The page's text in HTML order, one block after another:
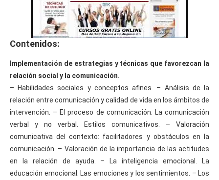
Contenidos:
Implementación de estrategias y técnicas que favorezcan la
relación social y la comunicación.
– Habilidades sociales y conceptos afines. – Análisis de la
relación entre comunicación y calidad de vida en los ámbitos de
intervención. – El proceso de comunicación. La comunicación
verbal y no verbal. Estilos comunicativos. – Valoración
comunicativa del contexto: facilitadores y obstáculos en la
comunicación. – Valoración de la importancia de las actitudes
en la relación de ayuda. – La inteligencia emocional. La
educación emocional. Las emociones y los sentimientos. – Los